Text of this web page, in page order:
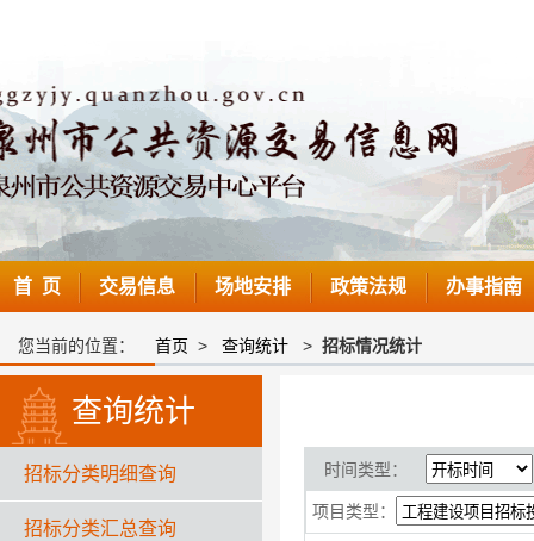
首 页 交易信息 场地安排 政策法规 办事指南
您当前的位置： 首页 > 查询统计 > 招标情况统计
查询统计
招标分类明细查询
招标分类汇总查询
时间类型：
项目类型：